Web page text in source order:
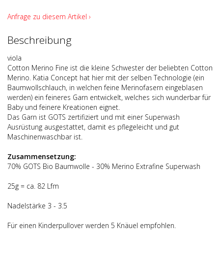
Anfrage zu diesem Artikel ›
Beschreibung
viola
Cotton Merino Fine ist die kleine Schwester der beliebten Cotton
Merino. Katia Concept hat hier mit der selben Technologie (ein
Baumwollschlauch, in welchen feine Merinofasern eingeblasen
werden) ein feineres Garn entwickelt, welches sich wunderbar für
Baby und feinere Kreationen eignet.
Das Garn ist GOTS zertifiziert und mit einer Superwash
Ausrüstung ausgestattet, damit es pflegeleicht und gut
Maschinenwaschbar ist.
Zusammensetzung:
70% GOTS Bio Baumwolle - 30% Merino Extrafine Superwash
25g = ca. 82 Lfm
Nadelstärke 3 - 3.5
Für einen Kinderpullover werden 5 Knäuel empfohlen.